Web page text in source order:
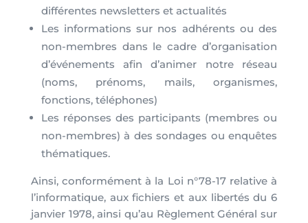
différentes newsletters et actualités
Les informations sur nos adhérents ou des
non-membres dans le cadre d’organisation
d’événements afin d’animer notre réseau
(noms, prénoms, mails, organismes,
fonctions, téléphones)
Les réponses des participants (membres ou
non-membres) à des sondages ou enquêtes
thématiques.
Ainsi, conformément à la Loi n°78-17 relative à
l’informatique, aux fichiers et aux libertés du 6
janvier 1978, ainsi qu’au Règlement Général sur